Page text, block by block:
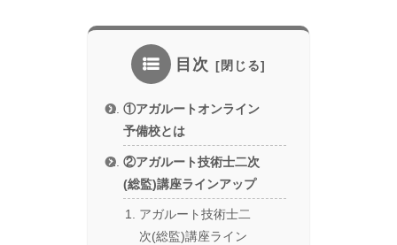
目次
①アガルートオンライン
予備校とは
②アガルート技術士二次
(総監)講座ラインアップ
アガルート技術士二
次(総監)講座ライン